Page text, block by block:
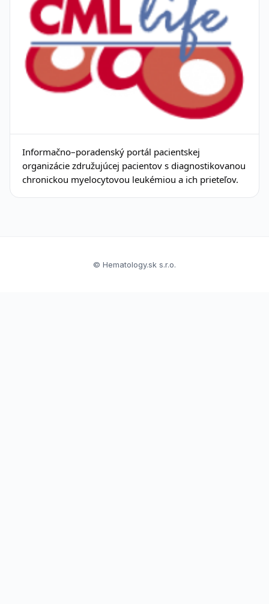
Informačno–poradenský portál pacientskej
organizácie združujúcej pacientov s diagnostikovanou
chronickou myelocytovou leukémiou a ich prieteľov.
© Hematology.sk s.r.o.